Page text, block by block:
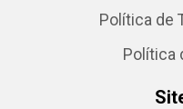
Política de
Política